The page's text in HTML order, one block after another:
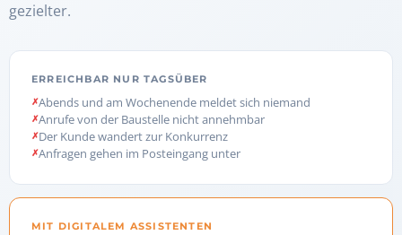
gezielter.
ERREICHBAR NUR TAGSÜBER
Abends und am Wochenende meldet sich niemand
Anrufe von der Baustelle nicht annehmbar
Der Kunde wandert zur Konkurrenz
Anfragen gehen im Posteingang unter
MIT DIGITALEM ASSISTENTEN